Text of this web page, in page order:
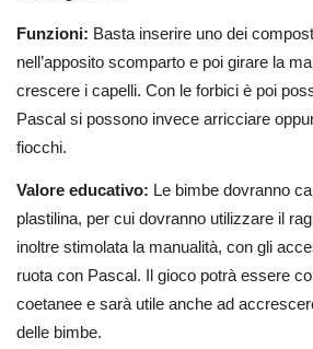
Funzioni: Basta inserire uno dei
nell’apposito scomparto e poi girare la
crescere i capelli. Con le forbici è poi
Pascal si possono invece arricciare
fiocchi.
Valore educativo: Le bimbe dovranno
plastilina, per cui dovranno utilizzare il
inoltre stimolata la manualità, con gli
ruota con Pascal. Il gioco potrà essere
coetanee e sarà utile anche ad
delle bimbe.